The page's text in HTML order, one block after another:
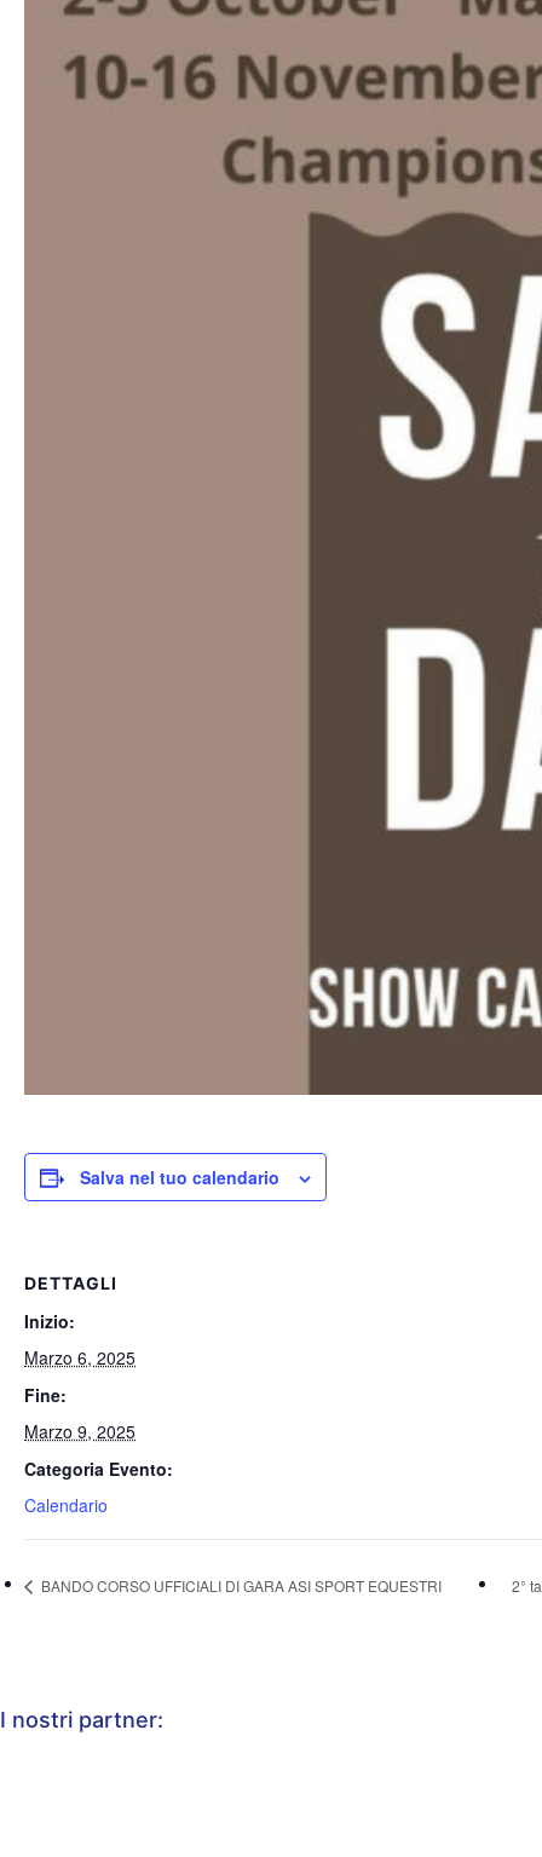
Salva nel tuo calendario
DETTAGLI
Inizio:
Marzo 6, 2025
Fine:
Marzo 9, 2025
Categoria Evento:
Calendario
BANDO CORSO UFFICIALI DI GARA ASI SPORT EQUESTRI 2°
I nostri partner: